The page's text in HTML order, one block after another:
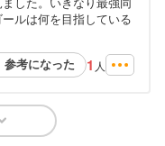
ルは何を目指している
参考になった
1 人